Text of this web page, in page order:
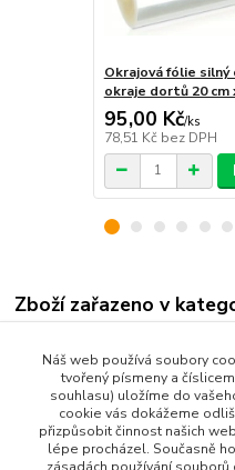
Okrajová fólie silný
okraje dortů 20 cm
95,00 Kč/ks
78,51 Kč bez DPH
Zboží zařazeno v
Dům a Zahrada
Bytové Doplňky
Kuchyňské potřeby
Náš web používá soubory
tvořený písmeny a
souhlasu) uložíme do
cookie vás dokážeme
přizpůsobit činnost našich
lépe procházel. Současně